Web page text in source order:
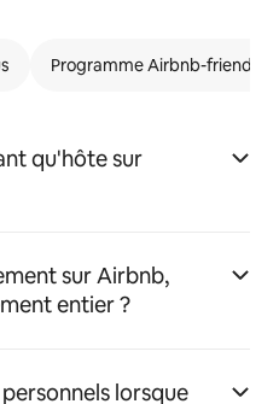
Programme Airbnb-friendly
qu'hôte sur
sur Airbnb,
entier ?
lorsque